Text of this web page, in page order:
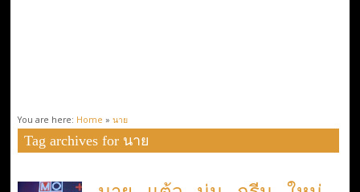
You are here: Home » นาย
Tag archives for นาย